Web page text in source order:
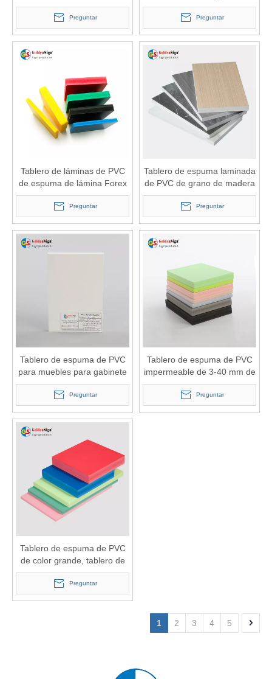
de polivinilo
Preguntar
espuma del PVC de la divisa
de 3m m 5m m para hacer
publicidad de la impresión
UV
Preguntar
Tablero de láminas de PVC
de espuma de lámina Forex
de PVC de color blanco de 1-
40 mm
Preguntar
Tablero de espuma laminada
de PVC de grano de madera
Goldensign para paneles de
pared
Preguntar
Tablero de espuma de PVC
para muebles para gabinete
Tablero de PVC Celuka
Preguntar
Tablero de espuma de PVC
impermeable de 3-40 mm de
muebles blancos y de
colores
Preguntar
Tablero de espuma de PVC
de color grande, tablero de
espuma de PVC sin plomo,
tablero rígido de PVC
1220*2440
Preguntar
1 2 3 4 5